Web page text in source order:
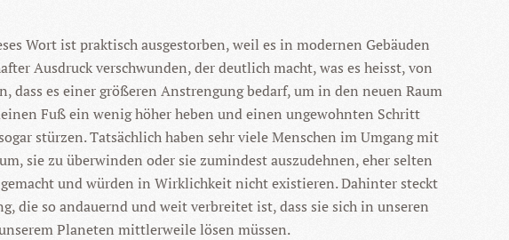
Wort ist praktisch ausgestorben, weil es in modernen Gebäuden
Ausdruck verschwunden, der deutlich macht, was es heisst, von
dass es einer größeren Anstrengung bedarf, um in den neuen Raum
Fuß ein wenig höher heben und einen ungewohnten Schritt
stürzen. Tatsächlich haben sehr viele Menschen im Umgang mit
sie zu überwinden oder sie zumindest auszudehnen, eher selten
und würden in Wirklichkeit nicht existieren. Dahinter steckt
die so andauernd und weit verbreitet ist, dass sie sich in unseren
Planeten mittlerweile lösen müssen.